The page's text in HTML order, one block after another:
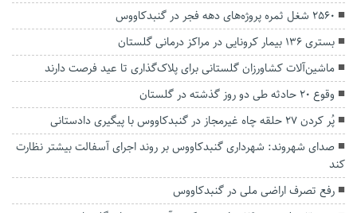
۲۵۶۰ شغل ثمره پروژه‌های دهه فجر در گنبدکاووس
بستری ۱۳۶ بیمار کرونایی در مراکز درمانی گلستان
ماشین‌آلات کشاورزان گلستانی برای پلاک‌گذاری تا عید فرصت دارند
وقوع ۲۰ حادثه طی دو روز گذشته در گلستان
پُر کردن ۲۷ حلقه چاه غیرمجاز در گنبدکاووس با پیگیری دادستانی
صدای شهروند: شهرداری گنبدکاووس بر روند اجرای آسفالت بیشتر نظارت
کند
رفع تصرف اراضی ملی در گنبدكاووس